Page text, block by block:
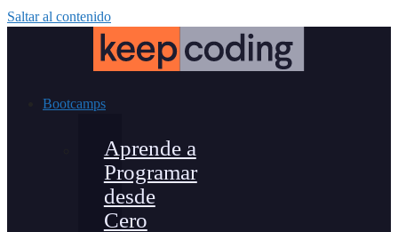
Saltar al contenido
Bootcamps
Aprende a
Programar
desde
Cero